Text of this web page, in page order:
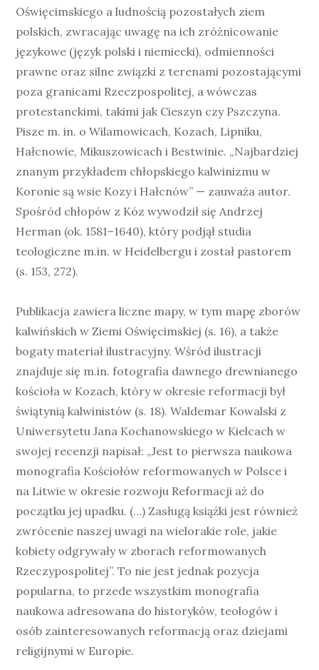
Oświęcimskiego a ludnością pozostałych ziem
polskich, zwracając uwagę na ich zróżnicowanie
językowe (język polski i niemiecki), odmienności
prawne oraz silne związki z terenami pozostającymi
poza granicami Rzeczpospolitej, a wówczas
protestanckimi, takimi jak Cieszyn czy Pszczyna.
Pisze m. in. o Wilamowicach, Kozach, Lipniku,
Hałcnowie, Mikuszowicach i Bestwinie. „Najbardziej
znanym przykładem chłopskiego kalwinizmu w
Koronie są wsie Kozy i Hałcnów” — zauważa autor.
Spośród chłopów z Kóz wywodził się Andrzej
Herman (ok. 1581–1640), który podjął studia
teologiczne m.in. w Heidelbergu i został pastorem
(s. 153, 272).
Publikacja zawiera liczne mapy, w tym mapę zborów
kalwińskich w Ziemi Oświęcimskiej (s. 16), a także
bogaty materiał ilustracyjny. Wśród ilustracji
znajduje się m.in. fotografia dawnego drewnianego
kościoła w Kozach, który w okresie reformacji był
świątynią kalwinistów (s. 18). Waldemar Kowalski z
Uniwersytetu Jana Kochanowskiego w Kielcach w
swojej recenzji napisał: „Jest to pierwsza naukowa
monografia Kościołów reformowanych w Polsce i
na Litwie w okresie rozwoju Reformacji aż do
początku jej upadku. (…) Zasługą książki jest również
zwrócenie naszej uwagi na wielorakie role, jakie
kobiety odgrywały w zborach reformowanych
Rzeczypospolitej”. To nie jest jednak pozycja
popularna, to przede wszystkim monografia
naukowa adresowana do historyków, teologów i
osób zainteresowanych reformacją oraz dziejami
religijnymi w Europie.